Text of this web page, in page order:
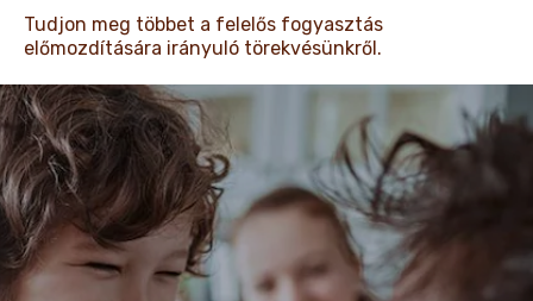
KARRIER
HÍREK & ÉRDEKESSÉGEK
Tudjon meg többet a felelős fogyasztás
előmozdítására irányuló törekvésünkről.